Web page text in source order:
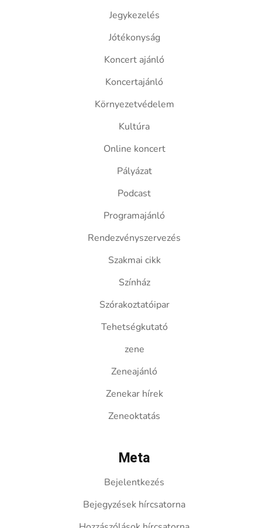
Jegykezelés
Jótékonyság
Koncert ajánló
Koncertajánló
Környezetvédelem
Kultúra
Online koncert
Pályázat
Podcast
Programajánló
Rendezvényszervezés
Szakmai cikk
Színház
Szórakoztatóipar
Tehetségkutató
zene
Zeneajánló
Zenekar hírek
Zeneoktatás
Meta
Bejelentkezés
Bejegyzések hírcsatorna